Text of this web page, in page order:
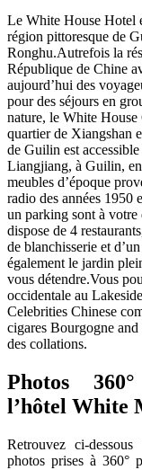
Le White House Hotel
région pittoresque de
Ronghu.Autrefois la
République de Chine
aujourd’hui des
pour des séjours en
nature, le White
quartier de Xiangshan
de Guilin est
Liangjiang, à Guilin,
meubles d’époque
radio des années
un parking sont à votre
dispose de 4
de blanchisserie et
également le jardin
vous détendre.Vous
occidentale au
Celebrities Chinese
cigares Bourgogne
des collations.
Photos
l’hôtel White
Retrouvez ci-
photos prises à 360°